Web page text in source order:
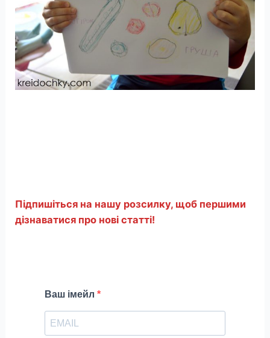
Підпишіться на нашу розсилку, щоб першими
дізнаватися про нові статті!
Ваш імейл